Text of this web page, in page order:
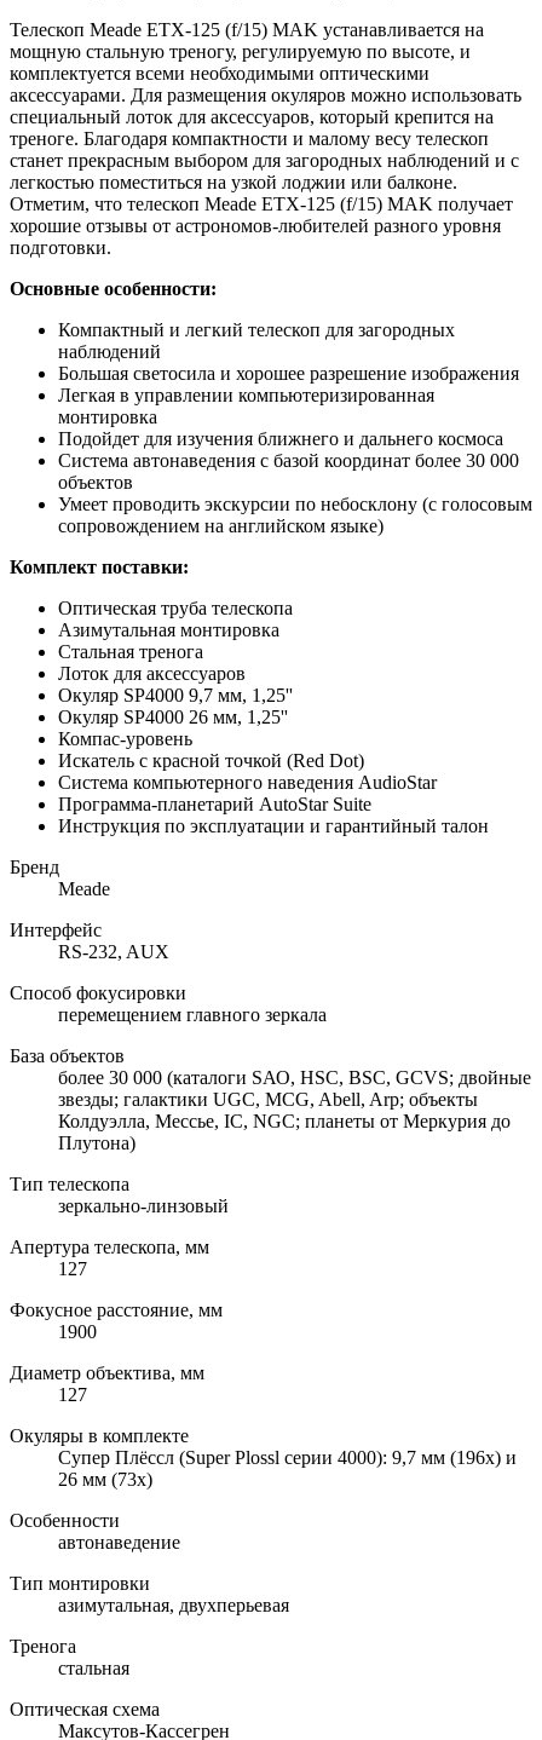
Телескоп Meade ETX-125 (f/15) MAK устанавливается на
мощную стальную треногу, регулируемую по высоте, и
комплектуется всеми необходимыми оптическими
аксессуарами. Для размещения окуляров можно использовать
специальный лоток для аксессуаров, который крепится на
треноге. Благодаря компактности и малому весу телескоп
станет прекрасным выбором для загородных наблюдений и с
легкостью поместиться на узкой лоджии или балконе.
Отметим, что телескоп Meade ETX-125 (f/15) MAK получает
хорошие отзывы от астрономов-любителей разного уровня
подготовки.
Основные особенности:
Компактный и легкий телескоп для загородных
наблюдений
Большая светосила и хорошее разрешение изображения
Легкая в управлении компьютеризированная
монтировка
Подойдет для изучения ближнего и дальнего космоса
Система автонаведения с базой координат более 30 000
объектов
Умеет проводить экскурсии по небосклону (с голосовым
сопровождением на английском языке)
Комплект поставки:
Оптическая труба телескопа
Азимутальная монтировка
Стальная тренога
Лоток для аксессуаров
Окуляр SP4000 9,7 мм, 1,25''
Окуляр SP4000 26 мм, 1,25''
Компас-уровень
Искатель с красной точкой (Red Dot)
Система компьютерного наведения AudioStar
Программа-планетарий AutoStar Suite
Инструкция по эксплуатации и гарантийный талон
Бренд
Meade
Интерфейс
RS-232, AUX
Способ фокусировки
перемещением главного зеркала
База объектов
более 30 000 (каталоги SАО, HSC, BSC, GCVS; двойные
звезды; галактики UGC, MCG, Abell, Arp; объекты
Колдуэлла, Мессье, IC, NGC; планеты от Меркурия до
Плутона)
Тип телескопа
зеркально-линзовый
Апертура телескопа, мм
127
Фокусное расстояние, мм
1900
Диаметр объектива, мм
127
Окуляры в комплекте
Супер Плёссл (Super Plossl серии 4000): 9,7 мм (196х) и
26 мм (73х)
Особенности
автонаведение
Тип монтировки
азимутальная, двухперьевая
Тренога
стальная
Оптическая схема
Максутов-Кассегрен